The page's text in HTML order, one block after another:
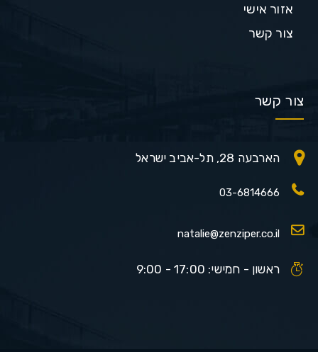
אזור אישי
צור קשר
צור קשר
הארבעה 28, תל-אביב ישראל
03-6814666
natalie@zenziper.co.il
ראשון - חמישי: 17:00 - 9:00